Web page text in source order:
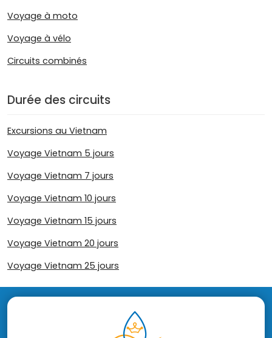
Voyage à moto
Voyage à vélo
Circuits combinés
Durée des circuits
Excursions au Vietnam
Voyage Vietnam 5 jours
Voyage Vietnam 7 jours
Voyage Vietnam 10 jours
Voyage Vietnam 15 jours
Voyage Vietnam 20 jours
Voyage Vietnam 25 jours